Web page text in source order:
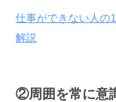
仕事ができない人の
解説
②周囲を常に意